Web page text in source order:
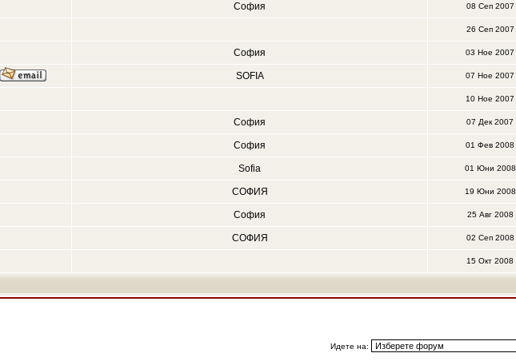
София 08 Сеп 2007
26 Сеп 2007
София 03 Ное 2007
SOFIA 07 Ное 2007
10 Ное 2007
София 07 Дек 2007
София 01 Фев 2008
Sofia 01 Юни 2008
СОФИЯ 19 Юни 2008
София 25 Авг 2008
СОФИЯ 02 Сеп 2008
15 Окт 2008
Идете на: